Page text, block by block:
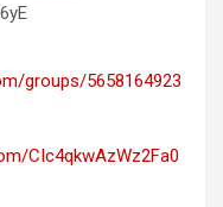
groups/5658164923
CIc4qkwAzWz2Fa0